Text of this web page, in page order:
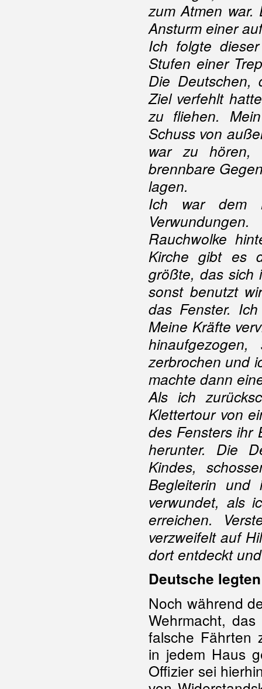
zum Atmen
Ansturm einer
Ich folgte
Stufen einer
Die Deutschen,
Ziel verfehlt
zu fliehen.
Schuss von
war zu hören,
brennbare
lagen.
Ich war dem
Rauchwolke
Kirche gibt es
größte, das sich
sonst benutzt
das Fenster.
Meine Kräfte
zerbrochen und
machte dann
Als ich
Klettertour von
des Fensters ihr
herunter. Die
Kindes,
Begleiterin
verwundet, als
erreichen.
verzweifelt auf
dort entdeckt
Deutsche
Noch während
Wehrmacht,
falsche Fährten
in jedem Haus
Offizier sei